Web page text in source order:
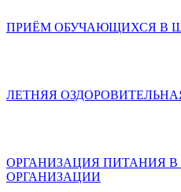
ПРИЁМ ОБУЧАЮЩИХСЯ В
ЛЕТНЯЯ
ОРГАНИЗАЦИЯ ПИТАНИЯ В
ОРГАНИЗАЦИИ